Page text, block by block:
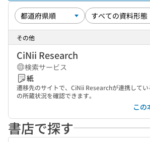
その他
CiNii Research
検索サービス
紙
遷移先のサイトで、CiNii Researchが連携して
の所蔵状況を確認できます。
この
書店で探す